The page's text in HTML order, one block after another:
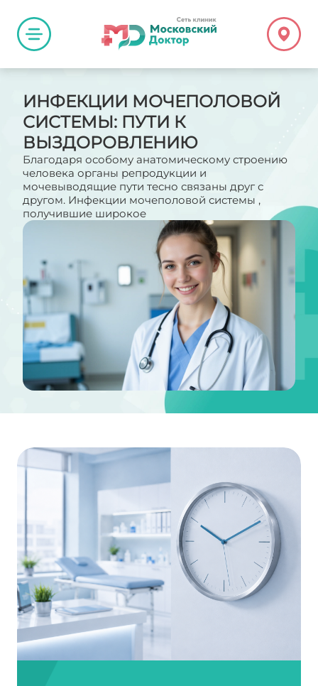
ИНФЕКЦИИ МОЧЕПОЛОВОЙ
СИСТЕМЫ: ПУТИ К
ВЫЗДОРОВЛЕНИЮ
Благодаря особому анатомическому строению
человека органы репродукции и
мочевыводящие пути тесно связаны друг с
другом. Инфекции мочеполовой системы ,
получившие широкое